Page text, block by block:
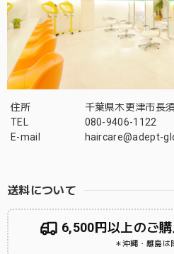
住所
千葉県木更津市長
TEL
080-9406-1122
E-mail
haircare@adept-
送料について
6,500円以上のご
＊沖縄・離島は